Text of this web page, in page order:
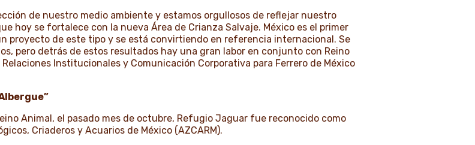
de nuestro medio ambiente y estamos orgullosos de reflejar nuestro
hoy se fortalece con la nueva Área de Crianza Salvaje. México es el primer
proyecto de este tipo y se está convirtiendo en referencia internacional. Se
pero detrás de estos resultados hay una gran labor en conjunto con Reino
Institucionales y Comunicación Corporativa para Ferrero de México
Animal, el pasado mes de octubre, Refugio Jaguar fue reconocido como
Criaderos y Acuarios de México (AZCARM).